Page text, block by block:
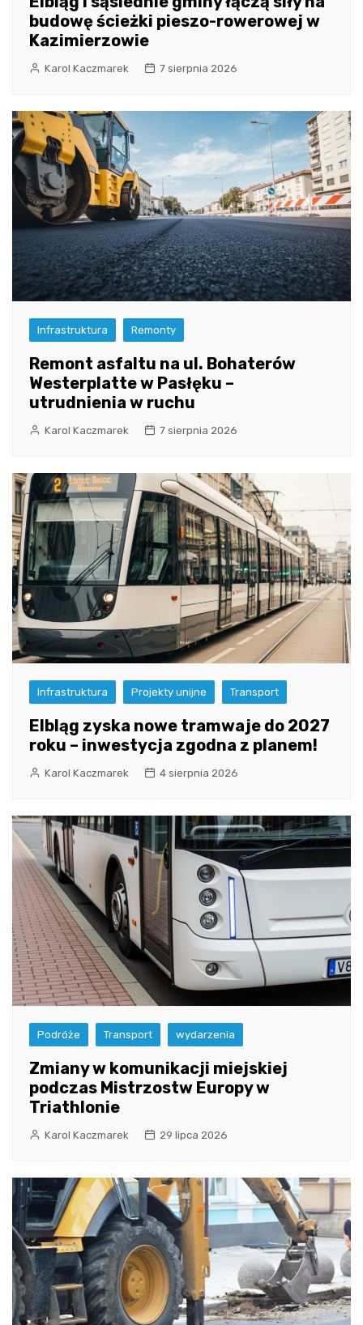
budowę ścieżki pieszo-rowerowej w
Kazimierzowie
Karol Kaczmarek 7 sierpnia 2026
Infrastruktura Remonty
Remont asfaltu na ul. Bohaterów
Westerplatte w Pasłęku –
utrudnienia w ruchu
Karol Kaczmarek 7 sierpnia 2026
Infrastruktura Projekty unijne Transport
Elbląg zyska nowe tramwaje do 2027
roku – inwestycja zgodna z planem!
Karol Kaczmarek 4 sierpnia 2026
Podróże Transport wydarzenia
Zmiany w komunikacji miejskiej
podczas Mistrzostw Europy w
Triathlonie
Karol Kaczmarek 29 lipca 2026